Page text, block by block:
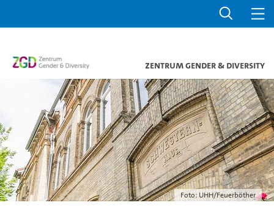
Zentrum Gender & Diversity
Foto: UHH/Feuerböther